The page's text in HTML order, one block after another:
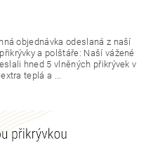
objednávka odeslaná z naší
a polštáře: Naší vážené
hned 5 vlněných přikrývek v
teplá a ...